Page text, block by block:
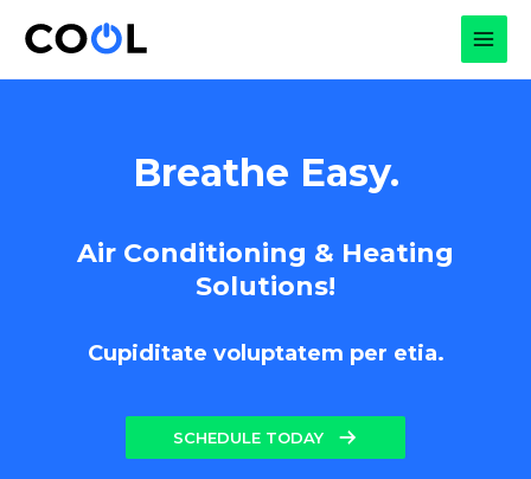
Breathe Easy.
Air Conditioning & Heating
Solutions!
Cupiditate voluptatem per etia.
SCHEDULE TODAY